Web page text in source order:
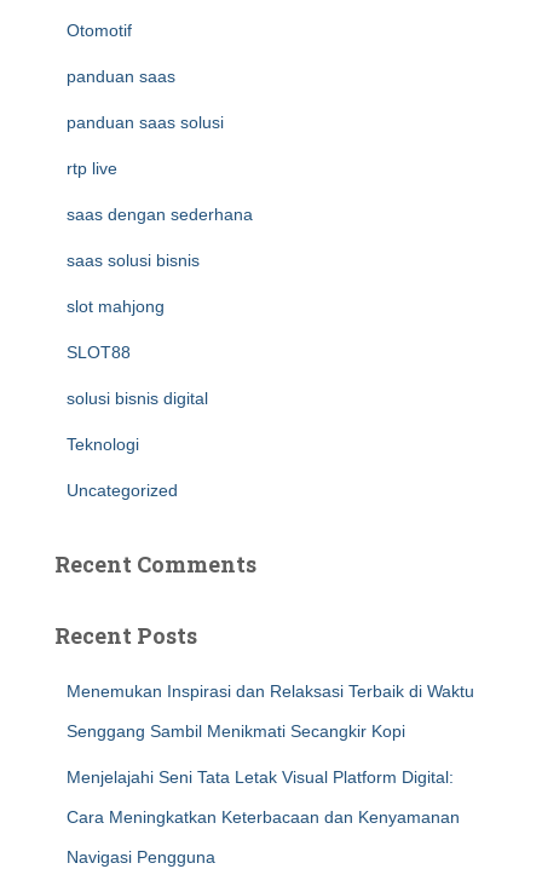
Otomotif
panduan saas
panduan saas solusi
rtp live
saas dengan sederhana
saas solusi bisnis
slot mahjong
SLOT88
solusi bisnis digital
Teknologi
Uncategorized
Recent Comments
Recent Posts
Menemukan Inspirasi dan Relaksasi Terbaik di Waktu
Senggang Sambil Menikmati Secangkir Kopi
Menjelajahi Seni Tata Letak Visual Platform Digital:
Cara Meningkatkan Keterbacaan dan Kenyamanan
Navigasi Pengguna